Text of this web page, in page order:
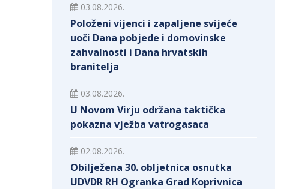
03.08.2026.
Položeni vijenci i zapaljene svijeće
uoči Dana pobjede i domovinske
zahvalnosti i Dana hrvatskih
branitelja
03.08.2026.
U Novom Virju održana taktička
pokazna vježba vatrogasaca
02.08.2026.
Obilježena 30. obljetnica osnutka
UDVDR RH Ogranka Grad Koprivnica